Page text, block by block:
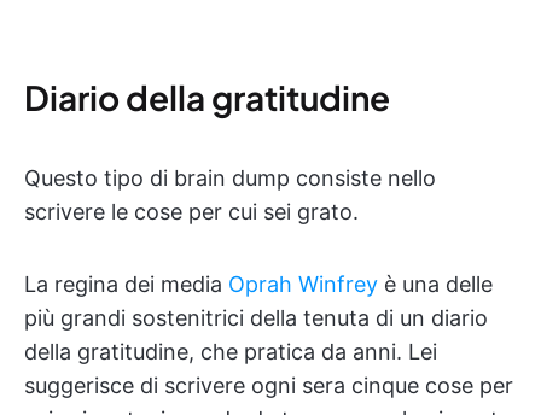
Diario della gratitudine
Questo tipo di brain dump consiste nello
scrivere le cose per cui sei grato.
La regina dei media Oprah Winfrey è una delle
più grandi sostenitrici della tenuta di un diario
della gratitudine, che pratica da anni. Lei
suggerisce di scrivere ogni sera cinque cose per